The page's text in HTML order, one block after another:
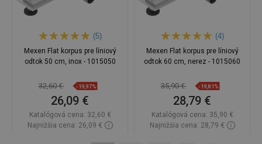
(5)
Mexen Flat korpus pre líniový
odtok 50 cm, inox - 1015050
32,60 € -19,97%
26,09 €
Katalógová cena: 32,60 €
Najnižšia cena: 26,09 €
(4)
Mexen Flat korpus pre líniový
odtok 60 cm, nerez - 1015060
35,90 € -19,81%
28,79 €
Katalógová cena: 35,90 €
Najnižšia cena: 28,79 €